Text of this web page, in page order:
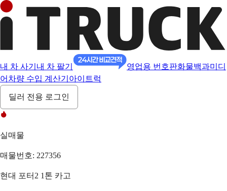
내 차 사기 내 차 팔기 영업용 번호판화물백과미디
어 차량 수입 계산기 아이트럭
딜러 전용 로그인
실매물
매물번호: 227356
현대 포터2 1톤 카고